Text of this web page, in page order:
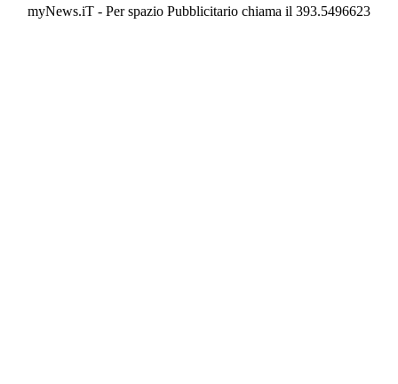
myNews.iT - Per spazio Pubblicitario chiama il 393.5496623